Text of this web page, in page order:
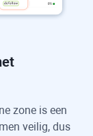
zone is een
veilig, dus